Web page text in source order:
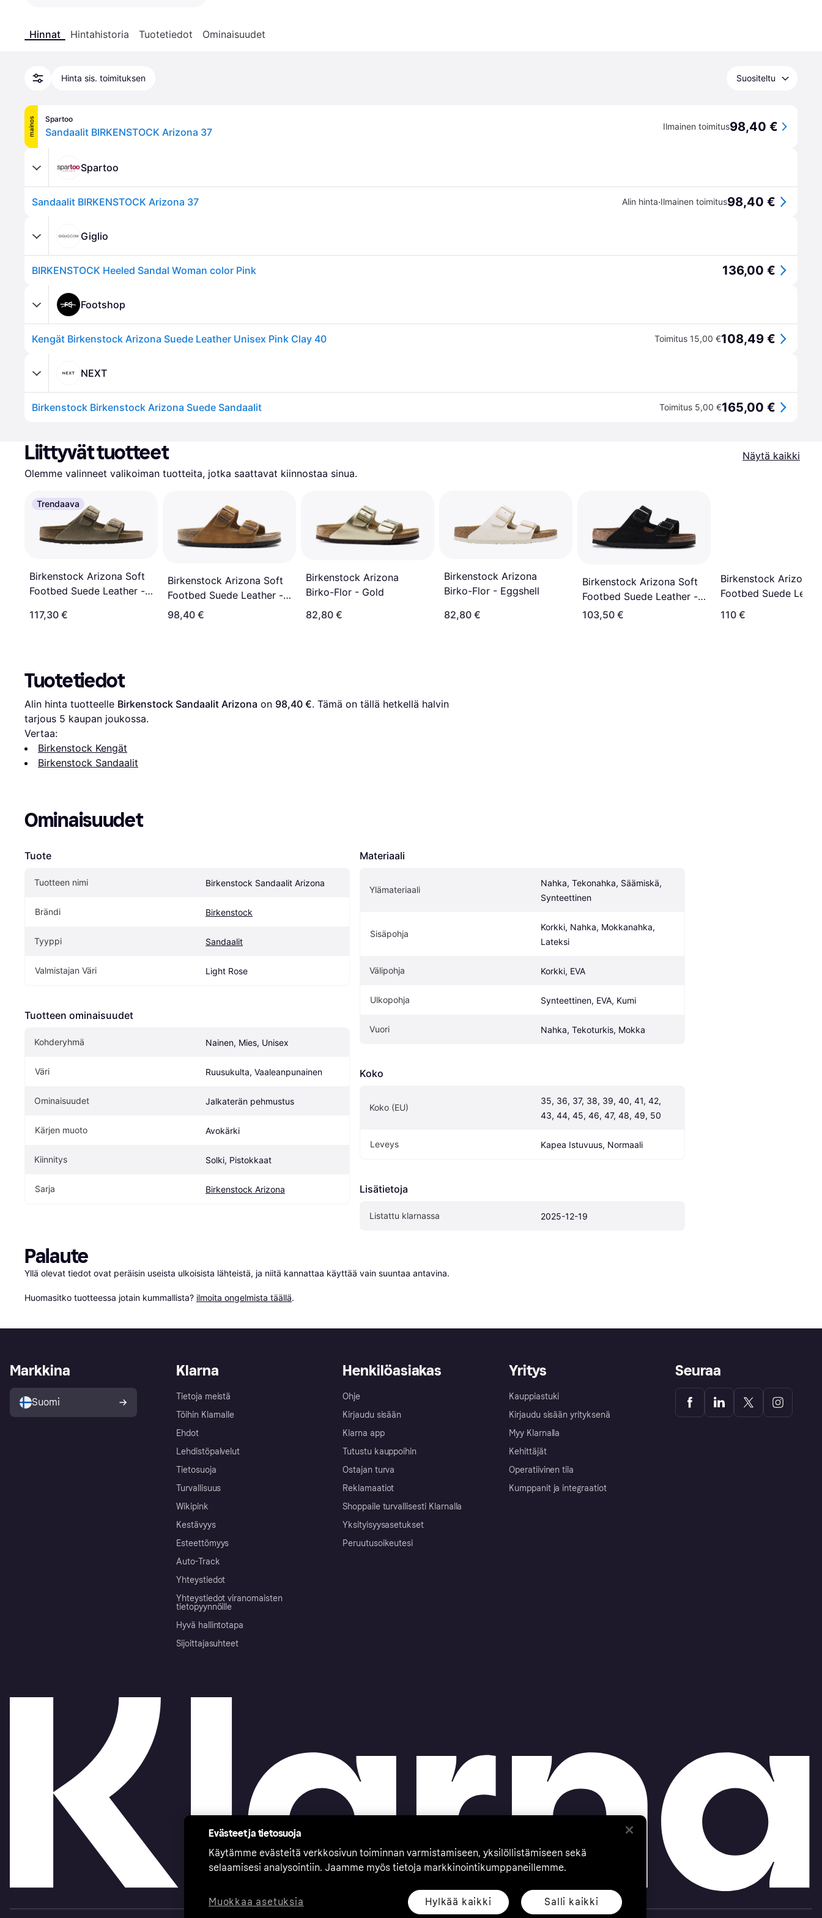
Hinnat Hintahistoria Tuotetiedot Ominaisuudet
Hinta sis. toimituksen Suositeltu
mainos Spartoo
Sandaalit BIRKENSTOCK Arizona 37 Ilmainen toimitus98,40 €
Spartoo
Sandaalit BIRKENSTOCK Arizona 37 Alin hinta·Ilmainen toimitus98,40 €
Giglio
BIRKENSTOCK Heeled Sandal Woman color Pink 136,00 €
Footshop
Kengät Birkenstock Arizona Suede Leather Unisex Pink Clay 40 Toimitus 15,00 €108,49 €
NEXT
Birkenstock Birkenstock Arizona Suede Sandaalit Toimitus 5,00 €165,00 €
Liittyvät tuotteet
Näytä kaikki
Olemme valinneet valikoiman tuotteita, jotka saattavat kiinnostaa sinua.
Trendaava
Birkenstock Arizona Soft
Footbed Suede Leather -
117,30 €
Birkenstock Arizona Soft
Footbed Suede Leather -
Mink
98,40 €
Birkenstock Arizona
Birko-Flor - Gold
82,80 €
Birkenstock Arizona
Birko-Flor - Eggshell
82,80 €
Birkenstock Arizona Soft
Footbed Suede Leather -
Black
103,50 €
Birkenstock Arizona
Footbed Suede
110 €
Tuotetiedot
Alin hinta tuotteelle Birkenstock Sandaalit Arizona on 98,40 €. Tämä on tällä hetkellä halvin
tarjous 5 kaupan joukossa.
Vertaa:
Birkenstock Kengät
Birkenstock Sandaalit
Ominaisuudet
Tuote
Tuotteen nimi Birkenstock Sandaalit Arizona
Brändi Birkenstock
Tyyppi Sandaalit
Valmistajan Väri Light Rose
Tuotteen ominaisuudet
Kohderyhmä Nainen, Mies, Unisex
Väri Ruusukulta, Vaaleanpunainen
Ominaisuudet Jalkaterän pehmustus
Kärjen muoto Avokärki
Kiinnitys Solki, Pistokkaat
Sarja Birkenstock Arizona
Materiaali
Ylämateriaali
Nahka, Tekonahka, Säämiskä,
Synteettinen
Sisäpohja
Korkki, Nahka, Mokkanahka,
Lateksi
Välipohja Korkki, EVA
Ulkopohja Synteettinen, EVA, Kumi
Vuori Nahka, Tekoturkis, Mokka
Koko
Koko (EU)
35, 36, 37, 38, 39, 40, 41, 42,
43, 44, 45, 46, 47, 48, 49, 50
Leveys Kapea Istuvuus, Normaali
Lisätietoja
Listattu klarnassa 2025-12-19
Palaute
Yllä olevat tiedot ovat peräisin useista ulkoisista lähteistä, ja niitä kannattaa käyttää vain suuntaa antavina.
Huomasitko tuotteessa jotain kummallista? ilmoita ongelmista täällä.
Klarna
Tietoja meistä
Töihin Klarnalle
Ehdot
Lehdistöpalvelut
Tietosuoja
Turvallisuus
Wikipink
Kestävyys
Esteettömyys
Auto-Track
Yhteystiedot
Yhteystiedot viranomaisten
tietopyynnöille
Hyvä hallintotapa
Sijoittajasuhteet
Henkilöasiakas
Ohje
Kirjaudu sisään
Klarna app
Tutustu kauppoihin
Ostajan turva
Reklamaatiot
Shoppaile turvallisesti Klarnalla
Yksityisyysasetukset
Peruutusoikeutesi
Yritys
Kauppiastuki
Kirjaudu sisään yrityksenä
Myy Klarnalla
Kehittäjät
Operatiivinen tila
Kumppanit ja integraatiot
Markkina
Suomi
Seuraa
Evästeet ja tietosuoja
Käytämme evästeitä verkkosivun toiminnan varmistamiseen, yksilöllistämiseen sekä
selaamisesi analysointiin. Jaamme myös tietoja markkinointikumppaneillemme.
Hylkää kaikki Salli kaikki
Muokkaa asetuksia